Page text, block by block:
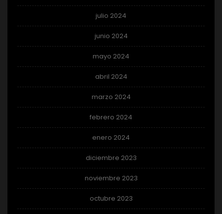
julio 2024
junio 2024
mayo 2024
abril 2024
marzo 2024
febrero 2024
enero 2024
diciembre 2023
noviembre 2023
octubre 2023